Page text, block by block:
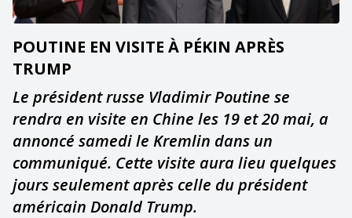
POUTINE EN VISITE À PÉKIN APRÈS
TRUMP
Le président russe Vladimir Poutine se
rendra en visite en Chine les 19 et 20 mai, a
annoncé samedi le Kremlin dans un
communiqué. Cette visite aura lieu quelques
jours seulement après celle du président
américain Donald Trump.